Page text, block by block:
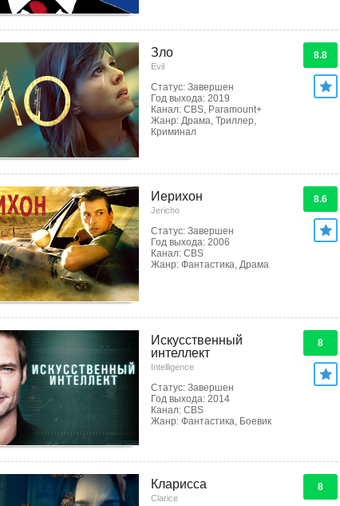
Зло
Evil
Статус: Завершен
Год выхода: 2019
Канал: CBS, Paramount+
Жанр: Драма, Триллер,
Криминал
8.8
Иерихон
Jericho
Статус: Завершен
Год выхода: 2006
Канал: CBS
Жанр: Фантастика, Драма
8.6
Искусственный
интеллект
Intelligence
Статус: Завершен
Год выхода: 2014
Канал: CBS
Жанр: Фантастика, Боевик
8
Кларисса
Clarice
8